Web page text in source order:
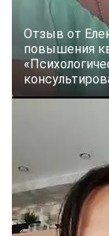
Отзыв от
повышения
online
Свяжитесь с